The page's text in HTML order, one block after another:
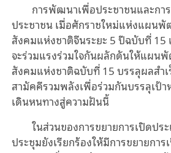
การพัฒนาเพื่อประชาชนและก
ประชาชน เมื่อศักราชใหม่แห่งแผน
สังคมแห่งชาติจีนระยะ 5 ปีฉบับที่ 15
จะร่วมแรงร่วมใจกันผลักดันให้แผน
สังคมแห่งชาติฉบับที่ 15 บรรลุผลสำเ
สามัคคีรวมพลังเพื่อร่วมกันบรรลุเป้
เดินหนทางสู่ความฝันนี้
ในส่วนของการขยายการเปิดปร
ประชุมยังเรียกร้องให้มีการขยายการ